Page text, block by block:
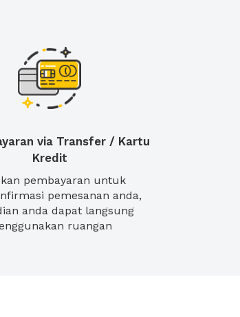
via Transfer / Kartu
Kredit
pembayaran untuk
pemesanan anda,
anda dapat langsung
ruangan